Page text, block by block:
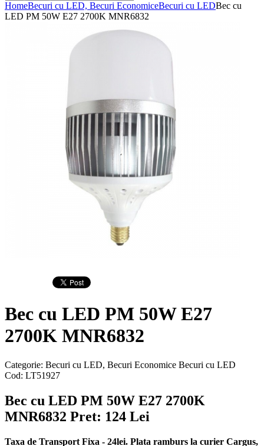
HomeBecuri cu LED, Becuri EconomiceBecuri cu LEDBec cu
LED PM 50W E27 2700K MNR6832
Bec cu LED PM 50W E27
2700K MNR6832
Categorie: Becuri cu LED, Becuri Economice Becuri cu LED
Cod: LT51927
Bec cu LED PM 50W E27 2700K
MNR6832 Pret: 124 Lei
Taxa de Transport Fixa - 24lei. Plata ramburs la curier Cargus,